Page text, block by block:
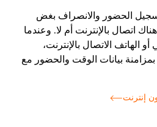
الحضور والانصراف بغض
اتصال بالإنترنت أم لا. وعندما
أو الهاتف الاتصال بالإنترنت،
بمزامنة بيانات الوقت والحضور مع
إنترنت